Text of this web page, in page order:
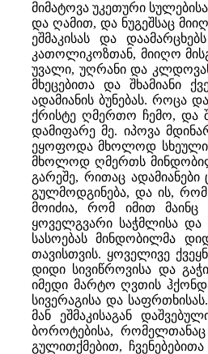
მიმატოვა უკეთური
და ღამით, და ნუგეშსაც
ეშმაკისას და
კათოლიკოზთან, მიიღო
უვალი, უღრანი და
მხეცებითა და შხამიანი
ადამიანის ბუნებას. როცა
ქრისტე ღმერთო ჩემო, და
დამიფარე მე. იპოვა
ეყოფოდა მხოლოდ
მხოლოდ ღმერთს
გარეშე, რითაც
გულმოდგინება, და ის,
მოიძია, რომ იმით
ყოველგვარი საჭმლისა და
სასოებას მინდობილმა
თავისთვის. ყოველივე
დიდი სივიწროვისა და
იმედი მარტო ღვთის
სივერაგისა და
მან ეშმაკისაგან
ბოროტებისა, რომელთანაც
გულითქმებით,